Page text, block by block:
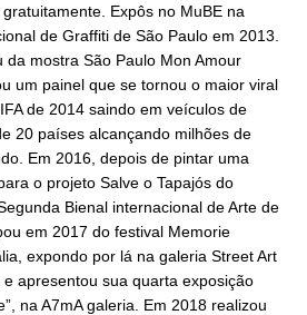
Expôs no MuBE na
de Graffiti de São Paulo em 2013.
da mostra São Paulo Mon Amour
um painel que se tornou o maior viral
de 2014 saindo em veículos de
20 países alcançando milhões de
Em 2016, depois de pintar uma
o projeto Salve o Tapajós do
Bienal internacional de Arte de
em 2017 do festival Memorie
expondo por lá na galeria Street Art
e apresentou sua quarta exposição
na A7mA galeria. Em 2018 realizou